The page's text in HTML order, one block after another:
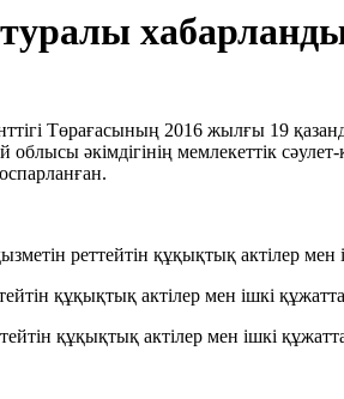
Төрағасының 2016 жылғы 19
облысы әкімдігінің мемлекеттік
реттейтін құқықтық актілер мен
құқықтық актілер мен ішкі
құқықтық актілер мен ішкі